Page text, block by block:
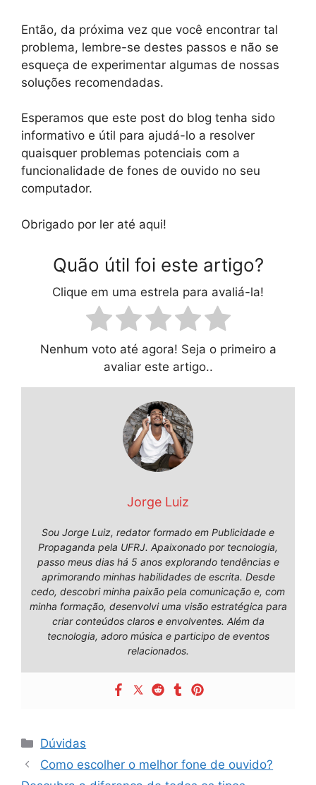
Então, da próxima vez que você encontrar tal
problema, lembre-se destes passos e não se
esqueça de experimentar algumas de nossas
soluções recomendadas.
Esperamos que este post do blog tenha sido
informativo e útil para ajudá-lo a resolver
quaisquer problemas potenciais com a
funcionalidade de fones de ouvido no seu
computador.
Obrigado por ler até aqui!
Quão útil foi este artigo?
Clique em uma estrela para avaliá-la!
Nenhum voto até agora! Seja o primeiro a
avaliar este artigo..
Jorge Luiz
Sou Jorge Luiz, redator formado em Publicidade e
Propaganda pela UFRJ. Apaixonado por tecnologia,
passo meus dias há 5 anos explorando tendências e
aprimorando minhas habilidades de escrita. Desde
cedo, descobri minha paixão pela comunicação e, com
minha formação, desenvolvi uma visão estratégica para
criar conteúdos claros e envolventes. Além da
tecnologia, adoro música e participo de eventos
relacionados.
Categorias
Dúvidas
Como escolher o melhor fone de ouvido?